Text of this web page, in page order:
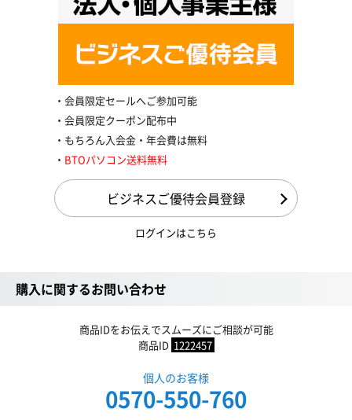
会員限定セールへご参加可能
会員限定クーポン配布中
もちろん入会金・年会費は無料
BTOパソコン送料無料
ビジネスご優待会員登録
ログインはこちら
購入に関するお問い合わせ
商品IDをお伝えでスムーズにご相談が可能
商品ID 1222457
個人のお客様
0570-550-760